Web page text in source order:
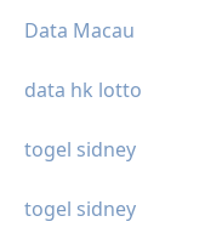
Data Macau
data hk lotto
togel sidney
togel sidney